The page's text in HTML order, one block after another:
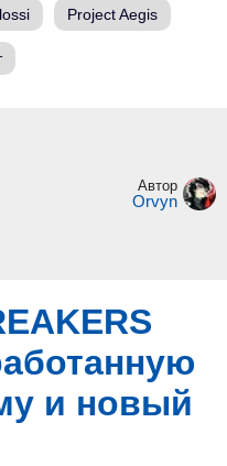
Project Aegis
Автор
Orvyn
и новый